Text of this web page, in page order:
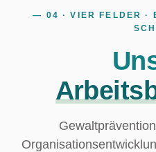
— 04 · VIER FELDER ·